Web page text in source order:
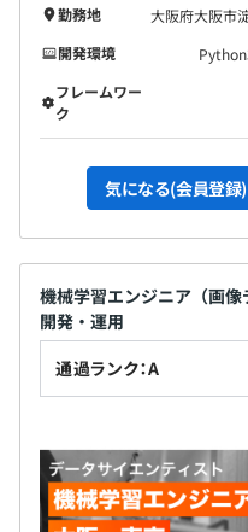
勤務地
大阪府大阪市
開発環境
フレームワー
ク
気になる(会員登録)
機械学習エンジニア（画
開発・運用
通過ランク：A